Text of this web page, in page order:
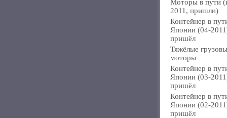
Моторы в пути
2011, пришли)
Контейнер в
Японии (04-
пришёл
Тяжёлые
моторы
Контейнер в
Японии (03-
пришёл
Контейнер в
Японии (02-
пришёл